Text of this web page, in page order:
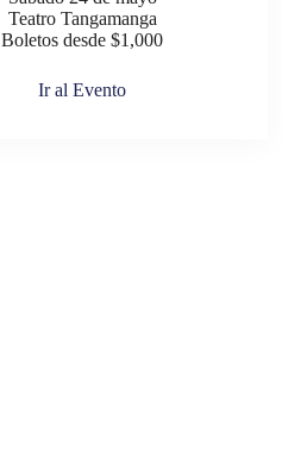
Teatro Tangamanga
Boletos desde $1,000
Ir al Evento